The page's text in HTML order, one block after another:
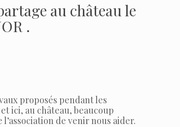
au château le
.
proposés pendant les
ici, au château, beaucoup
de venir nous aider.